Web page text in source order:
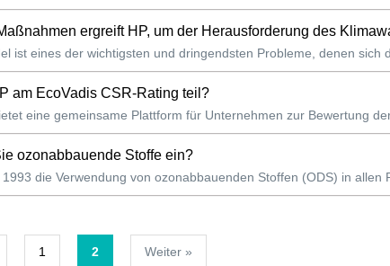
ergreift HP, um der Herausforderung des
ist eines der wichtigsten und dringendsten Probleme, denen
am EcoVadis CSR-Rating teil?
eine gemeinsame Plattform für Unternehmen zur Bewertung
ozonabbauende Stoffe ein?
die Verwendung von ozonabbauenden Stoffen (ODS) in
1 2 Weiter »